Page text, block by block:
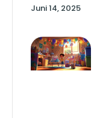
Juni 14, 2025